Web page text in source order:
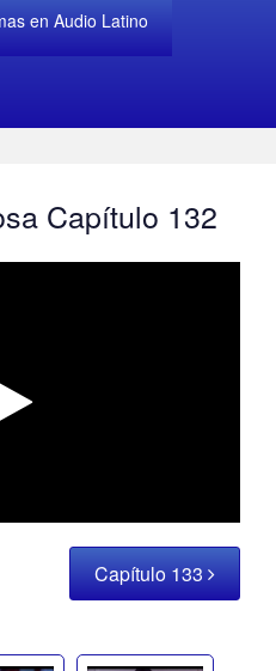
en Audio Latino
Capítulo 132
Capítulo 133